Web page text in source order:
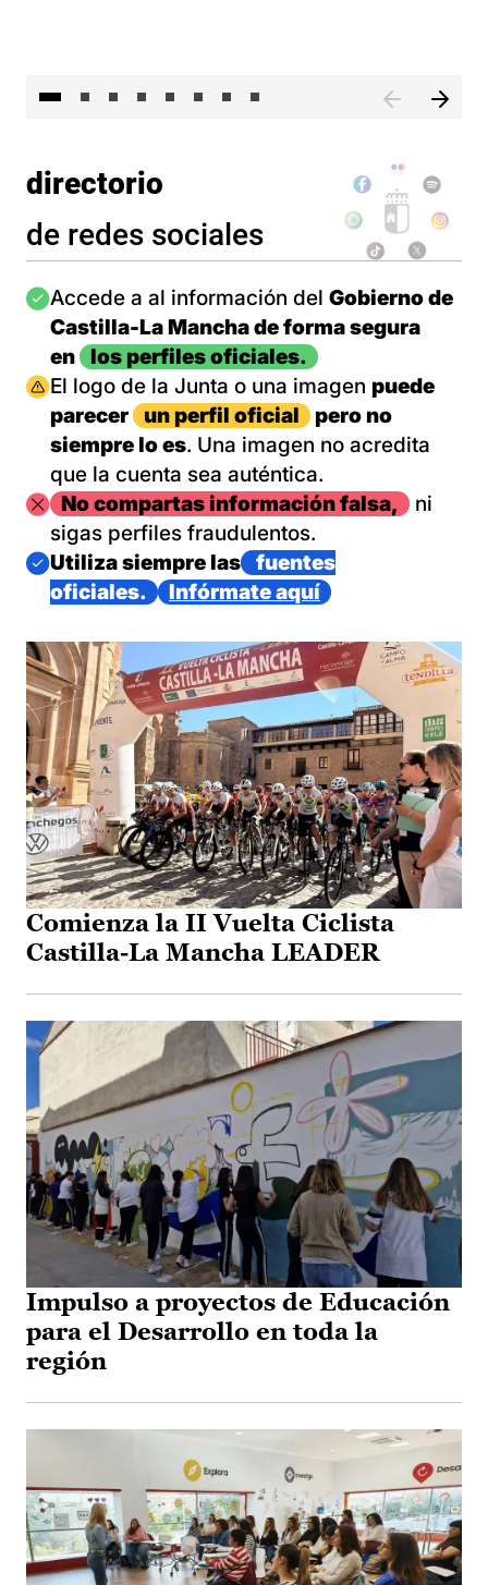
directorio
de redes sociales
Imagen
Accede a al información del Gobierno de
Castilla-La Mancha de forma segura
en
los perfiles oficiales.
Imagen
El logo de la Junta o una imagen puede
parecer
un perfil oficial
pero no
siempre lo es. Una imagen no acredita
que la cuenta sea auténtica.
ImagenNo compartas información falsa,
ni
sigas perfiles fraudulentos.
Imagen
Utiliza siempre las
fuentes
oficiales.
Infórmate aquí
Comienza la II Vuelta Ciclista
Castilla-La Mancha LEADER
Impulso a proyectos de Educación
para el Desarrollo en toda la
región